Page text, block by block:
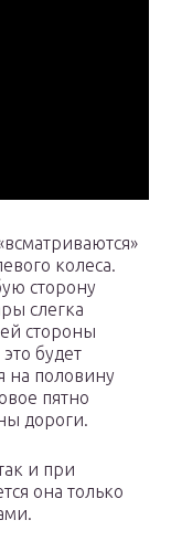
колеса.
сторону
слегка
стороны
будет
на половину
пятно
дороги.
и при
она только